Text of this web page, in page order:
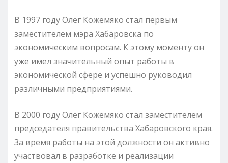
В 1997 году Олег Кожемяко стал первым
заместителем мэра Хабаровска по
экономическим вопросам. К этому моменту он
уже имел значительный опыт работы в
экономической сфере и успешно руководил
различными предприятиями.
В 2000 году Олег Кожемяко стал заместителем
председателя правительства Хабаровского края.
За время работы на этой должности он активно
участвовал в разработке и реализации